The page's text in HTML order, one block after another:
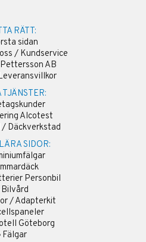
RÄTT:
sidan
/ Kundservice
Pettersson AB
TJÄNSTER:
Alcotest
/ Däckverkstad
SIDOR:
Personbil
Bilvård
/ Adapterkit
Göteborg
Fälgar